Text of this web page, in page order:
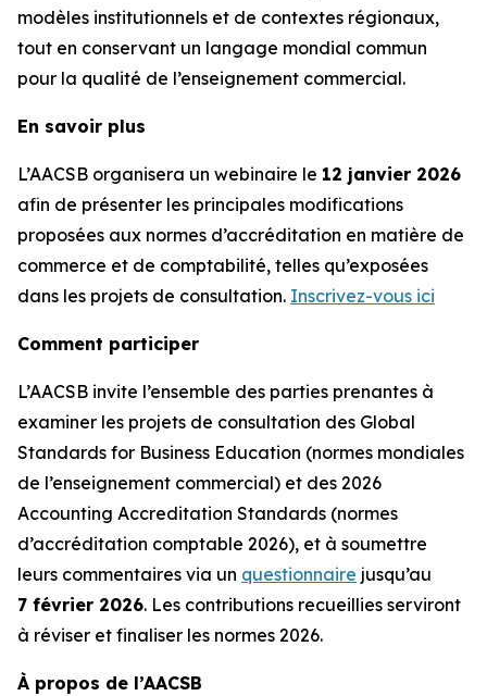
modèles institutionnels et de contextes régionaux,
tout en conservant un langage mondial commun
pour la qualité de l’enseignement commercial.
En savoir plus
L’AACSB organisera un webinaire le 12 janvier 2026
afin de présenter les principales modifications
proposées aux normes d’accréditation en matière de
commerce et de comptabilité, telles qu’exposées
dans les projets de consultation. Inscrivez-vous ici
Comment participer
L’AACSB invite l’ensemble des parties prenantes à
examiner les projets de consultation des Global
Standards for Business Education (normes mondiales
de l’enseignement commercial) et des 2026
Accounting Accreditation Standards (normes
d’accréditation comptable 2026), et à soumettre
leurs commentaires via un questionnaire jusqu’au
7 février 2026. Les contributions recueillies serviront
à réviser et finaliser les normes 2026.
À propos de l’AACSB